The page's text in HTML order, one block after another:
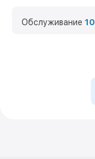
Обслуживание